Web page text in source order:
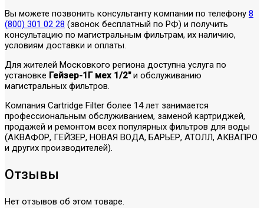
Вы можете позвонить консультанту компании по телефону 8
(800) 301 02 28 (звонок бесплатный по РФ) и получить
консультацию по магистральным фильтрам, их наличию,
условиям доставки и оплаты.
Для жителей Московкого региона доступна услуга по
установке Гейзер-1Г мех 1/2"и обслуживанию
магистральных фильтров.
Компания Cartridge Filter более 14 лет занимается
профессиональным обслуживанием, заменой картриджей,
продажей и ремонтом всех популярных фильтров для воды
(АКВАФОР, ГЕЙЗЕР, НОВАЯ ВОДА, БАРЬЕР, АТОЛЛ, АКВАПРО
и других производителей).
Отзывы
Нет отзывов об этом товаре.